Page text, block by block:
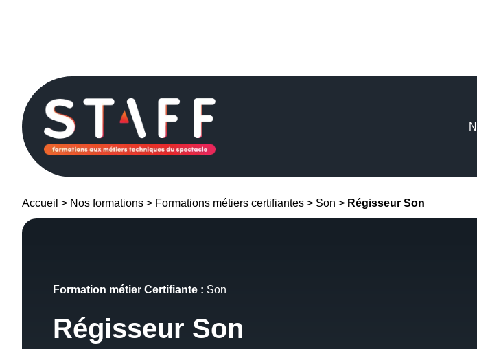
Accueil > Nos formations > Formations métiers certifiantes > Son > Régisseur Son
Formation métier Certifiante : Son
Régisseur Son